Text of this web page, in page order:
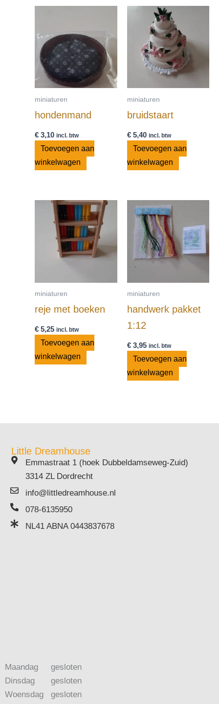
miniaturen
hondenmand
€ 3,10 incl. btw
Toevoegen aan
winkelwagen
miniaturen
bruidstaart
€5,40 incl. btw
Toevoegen aan
winkelwagen
miniaturen
reje met boeken
€ 5,25 incl. btw
Toevoegen aan
winkelwagen
miniaturen
handwerk pakket
1:12
€3,95 incl. btw
Toevoegen aan
winkelwagen
Little Dreamhouse
Emmastraat 1 (hoek Dubbeldamseweg-Zuid)
3314 ZL Dordrecht
info@littledreamhouse.nl
078-6135950
NL41 ABNA 0443837678
Maandag
Dinsdag
Woensdag
gesloten
gesloten
gesloten